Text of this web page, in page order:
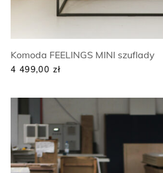
Komoda FEELINGS MINI szuflady
4 499,00 zł